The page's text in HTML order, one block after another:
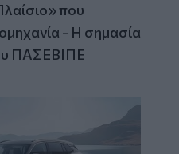
που
- Η σημασία
ΠΑΣΕΒΙΠΕ